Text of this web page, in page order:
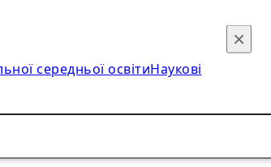
середньої освітиНаукові
×